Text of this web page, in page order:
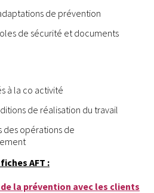
de prévention
de sécurité et documents
à la co activité
de réalisation du travail
des opérations de
AFT :
la prévention avec les clients